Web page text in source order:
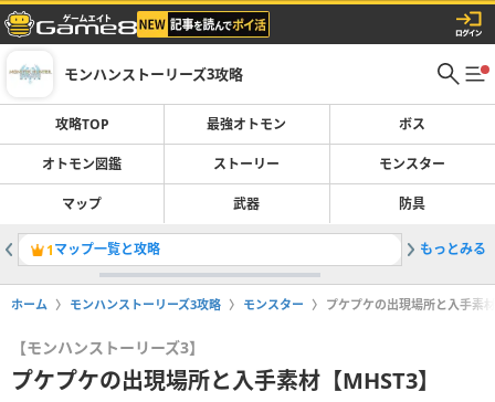
モンハンストーリーズ3攻略
攻略TOP 最強オトモン ボス
オトモン図鑑 ストーリー モンスター
マップ 武器 防具
1マップ一覧と攻略 2アエン
もっとみる
ホーム モンハンストーリーズ3攻略 モンスター プケプケの出現場所と入手素
【モンハンストーリーズ3】
プケプケの出現場所と入手素材【MHST3】